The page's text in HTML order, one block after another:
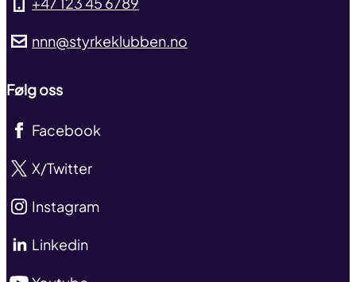
nnn@styrkeklubben.no
Følg oss
Facebook
X/Twitter
Instagram
Linkedin